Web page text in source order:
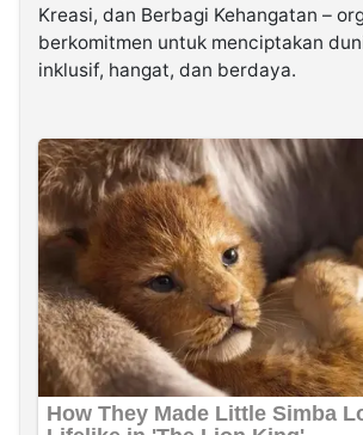
Kreasi, dan Berbagi Kehangatan –
berkomitmen untuk menciptakan
inklusif, hangat, dan berdaya.